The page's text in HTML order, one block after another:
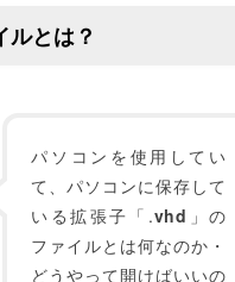
とは？
パソコンを使用してい
て、パソコンに保存して
いる拡張子「.vhd 」の
ファイルとは何なのか・
どうやって開けばいいの